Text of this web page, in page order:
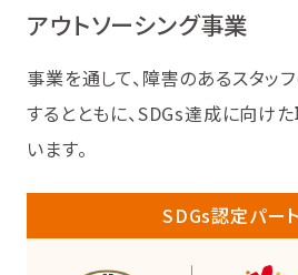
アウトソーシング事業
事業を通して、障害のあるスタッ
するとともに、SDGs達成に向け
います。
SDGs認定パー